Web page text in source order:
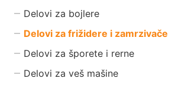
Delovi za bojlere
Delovi za frižidere i zamrzivače
Delovi za šporete i rerne
Delovi za veš mašine